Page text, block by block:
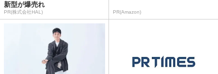
新型が爆売れ
PR(株式会社HAL) PR(Amazon)